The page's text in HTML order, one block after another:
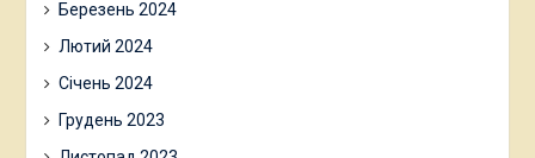
Березень 2024
Лютий 2024
Січень 2024
Грудень 2023